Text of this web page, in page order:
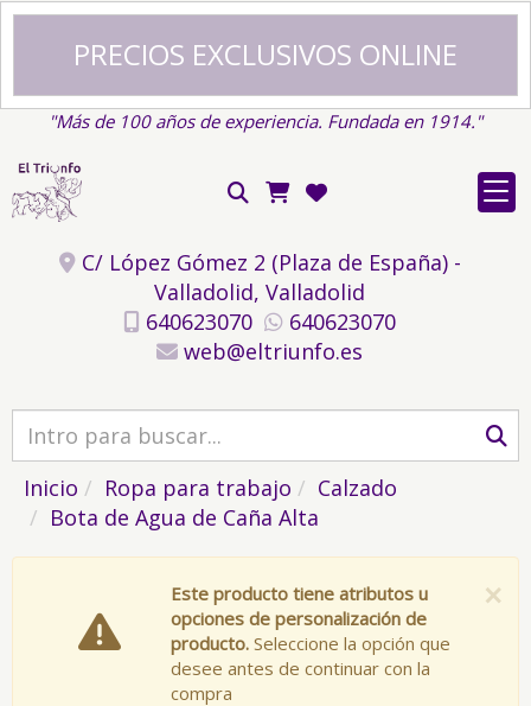
PRECIOS EXCLUSIVOS ONLINE
"Más de 100 años de experiencia. Fundada en 1914."
C/ López Gómez 2 (Plaza de España) -
Valladolid, Valladolid
640623070
640623070
web
eltriunfo.es
Inicio Ropa para trabajo
Calzado
Bota de Agua de Caña Alta
×
Este producto tiene atributos u
opciones de personalización de
producto.Seleccione la opción que
desee antes de continuar con la
compra